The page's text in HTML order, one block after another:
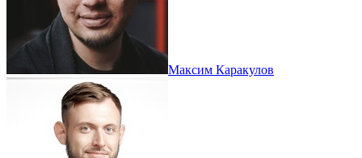
Максим Каракулов